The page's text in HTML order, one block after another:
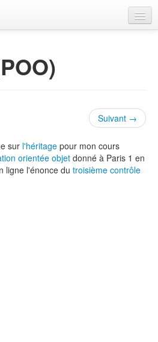
Suivant →
sur l'héritage pour mon cours
orientée objet donné à Paris 1 en
ligne l'énonce du troisième contrôle